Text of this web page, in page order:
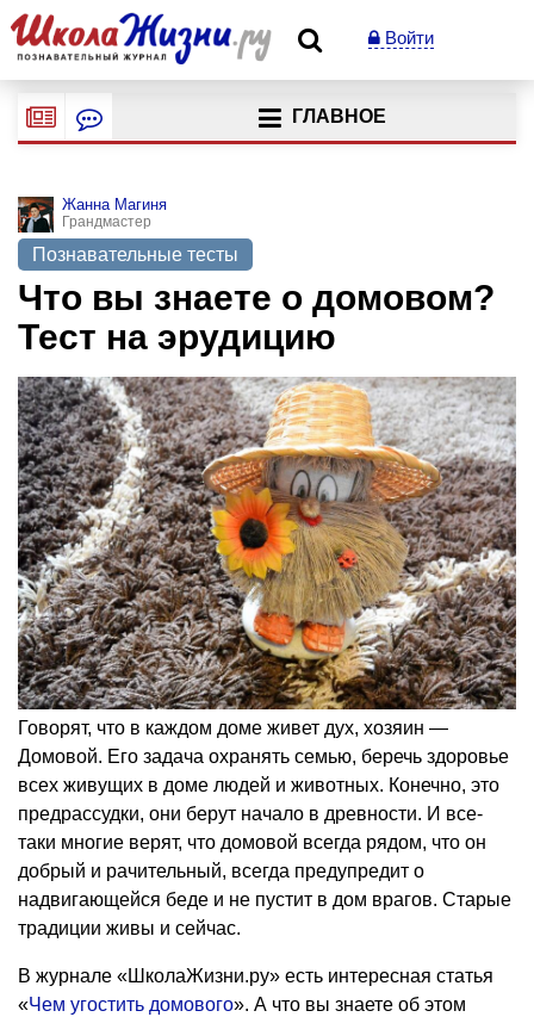
Войти
ГЛАВНОЕ
Жанна Магиня
Грандмастер
Познавательные тесты
Что вы знаете о домовом?
Тест на эрудицию
Говорят, что в каждом доме живет дух, хозяин —
Домовой. Его задача охранять семью, беречь здоровье
всех живущих в доме людей и животных. Конечно, это
предрассудки, они берут начало в древности. И все-
таки многие верят, что домовой всегда рядом, что он
добрый и рачительный, всегда предупредит о
надвигающейся беде и не пустит в дом врагов. Старые
традиции живы и сейчас.
В журнале «ШколаЖизни.ру» есть интересная статья
«Чем угостить домового». А что вы знаете об этом